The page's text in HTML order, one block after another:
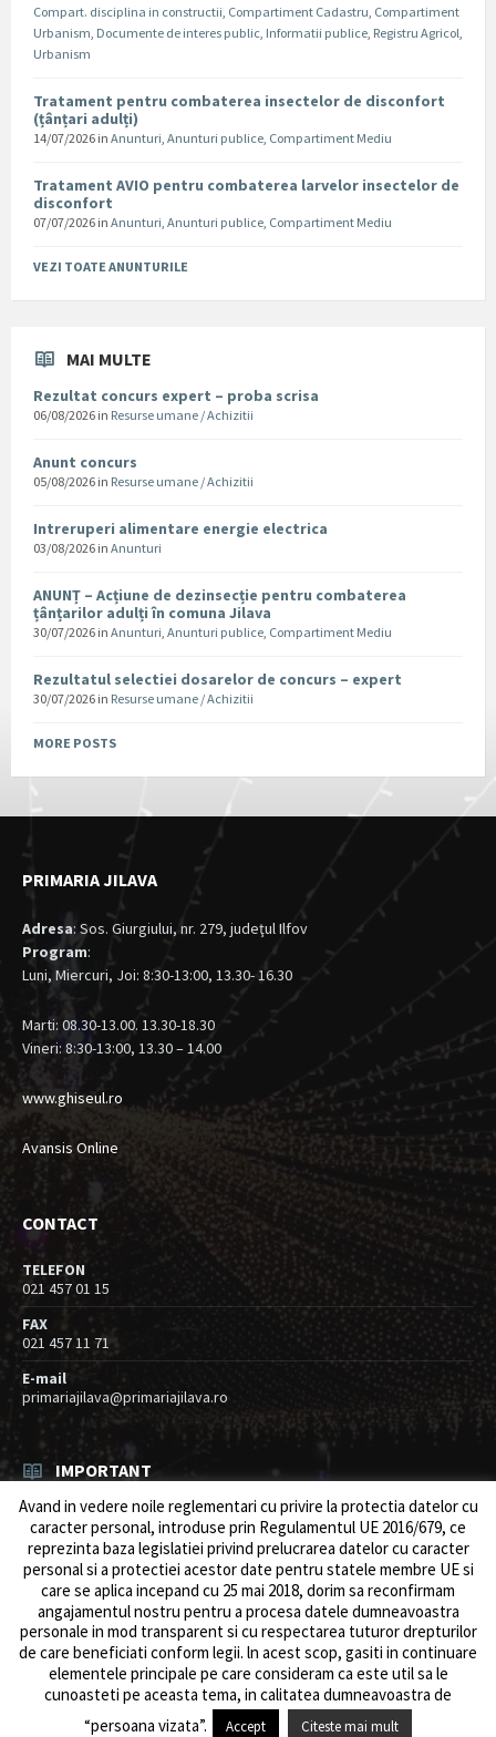
Compart. disciplina in constructii, Compartiment Cadastru, Compartiment
Urbanism, Documente de interes public, Informatii publice, Registru Agricol,
Urbanism
Tratament pentru combaterea insectelor de disconfort
(țânțari adulți)
14/07/2026 in Anunturi, Anunturi publice, Compartiment Mediu
Tratament AVIO pentru combaterea larvelor insectelor de
disconfort
07/07/2026 in Anunturi, Anunturi publice, Compartiment Mediu
VEZI TOATE ANUNTURILE
MAI MULTE
Rezultat concurs expert – proba scrisa
06/08/2026 in Resurse umane / Achizitii
Anunt concurs
05/08/2026 in Resurse umane / Achizitii
Intreruperi alimentare energie electrica
03/08/2026 in Anunturi
ANUNȚ – Acțiune de dezinsecție pentru combaterea
țânțarilor adulți în comuna Jilava
30/07/2026 in Anunturi, Anunturi publice, Compartiment Mediu
Rezultatul selectiei dosarelor de concurs – expert
30/07/2026 in Resurse umane / Achizitii
MORE POSTS
PRIMARIA JILAVA
Adresa: Sos. Giurgiului, nr. 279, judeţul Ilfov
Program:
Luni, Miercuri, Joi: 8:30-13:00, 13.30- 16.30
Marti: 08.30-13.00. 13.30-18.30
Vineri: 8:30-13:00, 13.30 – 14.00
www.ghiseul.ro
Avansis Online
CONTACT
TELEFON
021 457 01 15
FAX
021 457 11 71
E-mail
primariajilava@primariajilava.ro
IMPORTANT
Rezultat concurs expert – proba scrisa
06/08/2026 inResurse umane / Achizitii
Anunt concurs
05/08/2026 Resurse umane / Achizitii
© 2026 Primăria Comunei Jilava. Dev byows.ro
Avand in vedere noile reglementari cu privire la protectia datelor cu
caracter personal, introduse prin Regulamentul UE 2016/679, ce
reprezinta baza legislatiei privind prelucrarea datelor cu caracter
personal si a protectiei acestor date pentru statele membre UE si
care se aplica incepand cu 25 mai 2018, dorim sa reconfirmam
angajamentul nostru pentru a procesa datele dumneavoastra
personale in mod transparent si cu respectarea tuturor drepturilor
de care beneficiati conform legii. ln acest scop, gasiti in continuare
elementele principale pe care consideram ca este util sa le
cunoasteti pe aceasta tema, in calitatea dumneavoastra de
“persoana vizata”.
Accept Citeste mai mult